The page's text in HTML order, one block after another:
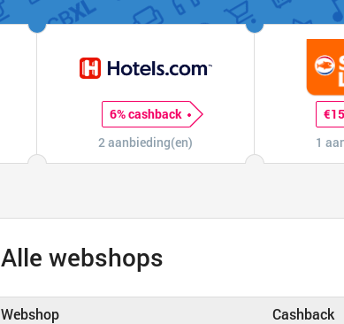
6% cashback
2 aanbieding(en)
1
Alle webshops
Webshop Cashback